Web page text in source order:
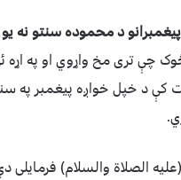
پیغمبرانو د محموده سنتو نه
چې تری مخ واړوي او په
کې د خپل خواږه پیغمبر په
الصلاة والسلام) فرمایلی